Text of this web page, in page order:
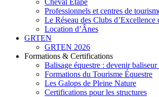
Cheval Étape
Professionnels et centres de
Le Réseau des Clubs d’Excellence
Location d’Ânes
GRTEN
GRTEN 2026
Formations & Certifications
Balisage équestre : devenir
Formations du Tourisme Équestre
Les Galops de Pleine Nature
Certifications pour les structures